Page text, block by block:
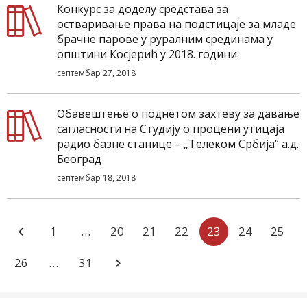
Конкурс за доделу средстава за
остваривање права на подстицаје за младе
брачне парове у руралним срединама у
општини Косјерић у 2018. години
септембар 27, 2018
Обавештење о поднетом захтеву за давање
сагласности на Студију о процени утицаја
радио базне станице – „Телеком Србија“ а.д.
Београд
септембар 18, 2018
1 … 20 21 22 23 24 25
26 … 31